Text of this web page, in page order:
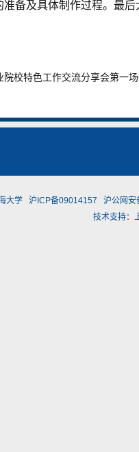
备及具体制作过程。最
院校特色工作交流分享会第一
大学 沪ICP备09014157
沪公网
技术支持：